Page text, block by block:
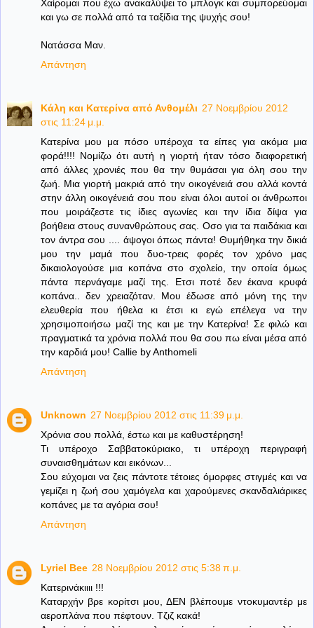
Χαίρομαι που έχω ανακαλύψει το μπλογκ και συμπορεύομαι
και γω σε πολλά από τα ταξίδια της ψυχής σου!
Νατάσσα Μαν.
Απάντηση
Κάλη και Κατερίνα από Ανθομέλι 27 Νοεμβρίου 2012
στις 11:24 μ.μ.
Κατερίνα μου μα πόσο υπέροχα τα είπες για ακόμα μια
φορά!!!! Νομίζω ότι αυτή η γιορτή ήταν τόσο διαφορετική
από άλλες χρονιές που θα την θυμάσαι για όλη σου την
ζωή. Μια γιορτή μακριά από την οικογένειά σου αλλά κοντά
στην άλλη οικογένειά σου που είναι όλοι αυτοί οι άνθρωποι
που μοιράζεστε τις ίδιες αγωνίες και την ίδια δίψα για
βοήθεια στους συνανθρώπους σας. Οσο για τα παιδάκια και
τον άντρα σου .... άψογοι όπως πάντα! Θυμήθηκα την δικιά
μου την μαμά που δυο-τρεις φορές τον χρόνο μας
δικαιολογούσε μια κοπάνα στο σχολείο, την οποία όμως
πάντα περνάγαμε μαζί της. Ετσι ποτέ δεν έκανα κρυφά
κοπάνα.. δεν χρειαζόταν. Μου έδωσε από μόνη της την
ελευθερία που ήθελα κι έτσι κι εγώ επέλεγα να την
χρησιμοποιήσω μαζί της και με την Κατερίνα! Σε φιλώ και
πραγματικά τα χρόνια πολλά που θα σου πω είναι μέσα από
την καρδιά μου! Callie by Anthomeli
Απάντηση
Unknown 27 Νοεμβρίου 2012 στις 11:39 μ.μ.
Χρόνια σου πολλά, έστω και με καθυστέρηση!
Τι υπέροχο Σαββατοκύριακο, τι υπέροχη περιγραφή
συναισθημάτων και εικόνων...
Σου εύχομαι να ζεις πάντοτε τέτοιες όμορφες στιγμές και να
γεμίζει η ζωή σου χαμόγελα και χαρούμενες σκανδαλιάρικες
κοπάνες με τα αγόρια σου!
Απάντηση
Lyriel Bee 28 Νοεμβρίου 2012 στις 5:38 π.μ.
Κατερινάκιιιι !!!
Καταρχήν βρε κορίτσι μου, ΔΕΝ βλέπουμε ντοκυμαντέρ με
αεροπλάνα που πέφτουν. Τζιζ κακά!